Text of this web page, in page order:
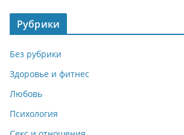
Рубрики
Без рубрики
Здоровье и фитнес
Любовь
Психология